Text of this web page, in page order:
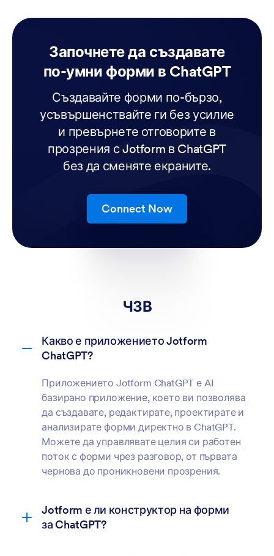
Започнете да създавате
по-умни форми в ChatGPT
Създавайте форми по-бързо,
усъвършенствайте ги без усилие
и превърнете отговорите в
прозрения с Jotform в ChatGPT
без да сменяте екраните.
Connect Now
ЧЗВ
Какво е приложението Jotform
ChatGPT?
Приложението Jotform ChatGPT е AI
базирано приложение, което ви позволява
да създавате, редактирате, проектирате и
анализирате форми директно в ChatGPT.
Можете да управлявате целия си работен
поток с форми чрез разговор, от първата
чернова до проникновени прозрения.
Jotform е ли конструктор на форми
за ChatGPT?